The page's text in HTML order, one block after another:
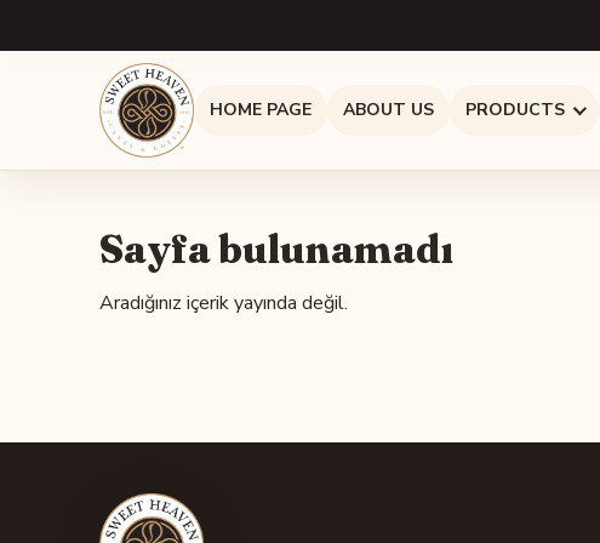
HOME PAGE ABOUT US PRODUCTS
Sayfa bulunamadı
Aradığınız içerik yayında değil.